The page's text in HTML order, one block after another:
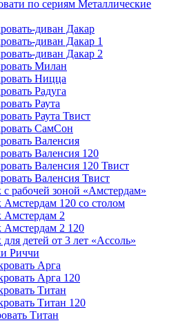
Металлические
диван Дакар
диван Дакар 1
диван Дакар 2
Милан
Ницца
Радуга
Раута
Раута Твист
СамСон
Валенсия
Валенсия 120
Валенсия 120 Твист
Валенсия Твист
с рабочей зоной «Амстердам»
Амстердам 120 со столом
Амстердам 2
Амстердам 2 120
детей от 3 лет «Ассоль»
Риччи
Арга
Арга 120
Титан
Титан 120
Титан